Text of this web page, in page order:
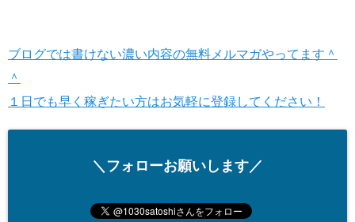
ブログでは書けない濃い内容の無料メルマガやってます＾
＾
１日でも早く稼ぎたい方はお気軽に登録してください！
＼フォローお願いします／